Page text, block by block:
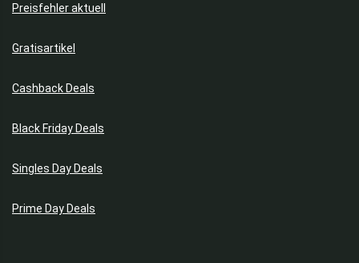
Preisfehler aktuell
Gratisartikel
Cashback Deals
Black Friday Deals
Singles Day Deals
Prime Day Deals